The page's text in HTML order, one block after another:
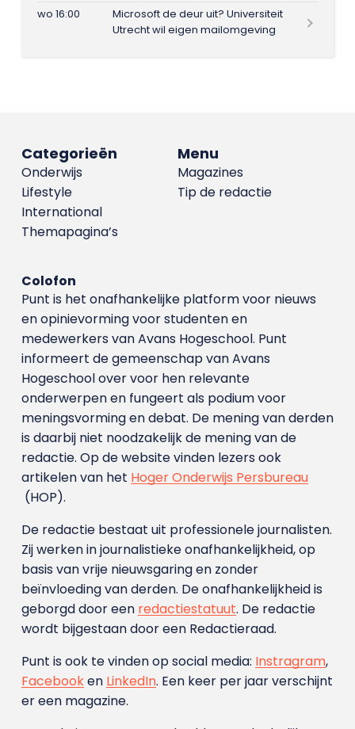
wo 16:00
Microsoft de deur uit? Universiteit
Utrecht wil eigen mailomgeving
Menu
Magazines
Tip de redactie
Categorieën
Onderwijs
Lifestyle
International
Themapagina’s
Colofon
Punt is het onafhankelijke platform voor nieuws
en opinievorming voor studenten en
medewerkers van Avans Hoge­school. Punt
informeert de gemeenschap van Avans
Hogeschool over voor hen relevante
onderwerpen en fungeert als podium voor
meningsvorming en debat. De mening van derden
is daarbij niet noodzakelijk de mening van de
redactie. Op de website vinden lezers ook
artikelen van het Hoger Onderwijs Persbureau
(HOP).
De redactie bestaat uit professionele journalisten.
Zij werken in journalistieke onafhankelijkheid, op
basis van vrije nieuwsgaring en zonder
beïnvloeding van derden. De onafhankelijkheid is
geborgd door een redactiestatuut. De redactie
wordt bijgestaan door een Redactieraad.
Punt is ook te vinden op social media: Instragram,
Facebooken LinkedIn. Een keer per jaar verschijnt
er een magazine.